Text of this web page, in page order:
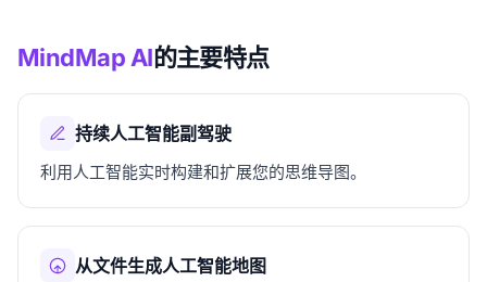
MindMap AI的主要特点
持续人工智能副驾驶
利用人工智能实时构建和扩展您的思维导图。
从文件生成人工智能地图